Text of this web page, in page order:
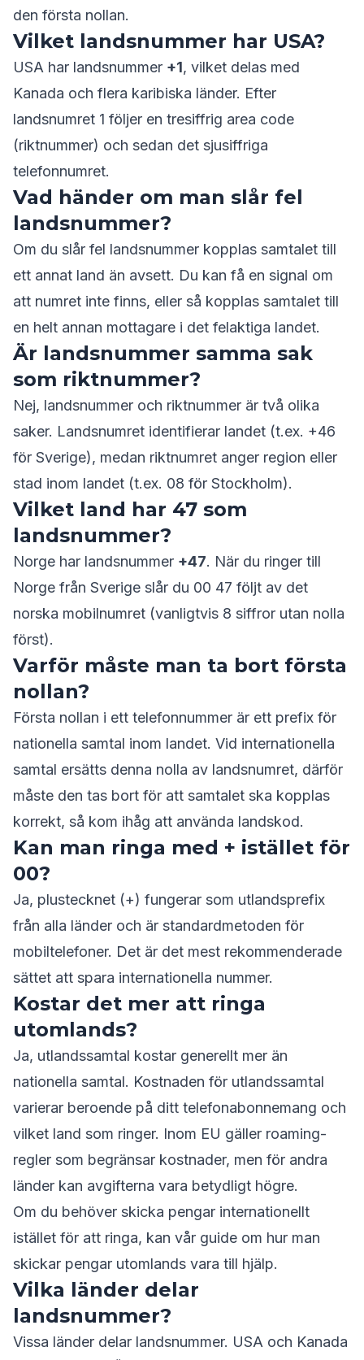
den första nollan.
Vilket landsnummer har USA?
USA har landsnummer +1, vilket delas med
Kanada och flera karibiska länder. Efter
landsnumret 1 följer en tresiffrig area code
(riktnummer) och sedan det sjusiffriga
telefonnumret.
Vad händer om man slår fel
landsnummer?
Om du slår fel landsnummer kopplas samtalet till
ett annat land än avsett. Du kan få en signal om
att numret inte finns, eller så kopplas samtalet till
en helt annan mottagare i det felaktiga landet.
Är landsnummer samma sak
som riktnummer?
Nej, landsnummer och riktnummer är två olika
saker. Landsnumret identifierar landet (t.ex. +46
för Sverige), medan riktnumret anger region eller
stad inom landet (t.ex. 08 för Stockholm).
Vilket land har 47 som
landsnummer?
Norge har landsnummer +47. När du ringer till
Norge från Sverige slår du 00 47 följt av det
norska mobilnumret (vanligtvis 8 siffror utan nolla
först).
Varför måste man ta bort första
nollan?
Första nollan i ett telefonnummer är ett prefix för
nationella samtal inom landet. Vid internationella
samtal ersätts denna nolla av landsnumret, därför
måste den tas bort för att samtalet ska kopplas
korrekt, så kom ihåg att använda landskod.
Kan man ringa med + istället för
00?
Ja, plustecknet (+) fungerar som utlandsprefix
från alla länder och är standardmetoden för
mobiltelefoner. Det är det mest rekommenderade
sättet att spara internationella nummer.
Kostar det mer att ringa
utomlands?
Ja, utlandssamtal kostar generellt mer än
nationella samtal. Kostnaden för utlandssamtal
varierar beroende på ditt telefonabonnemang och
vilket land som ringer. Inom EU gäller roaming-
regler som begränsar kostnader, men för andra
länder kan avgifterna vara betydligt högre.
Om du behöver skicka pengar internationellt
istället för att ringa, kan vår guide om hur man
skickar pengar utomlands vara till hjälp.
Vilka länder delar
landsnummer?
Vissa länder delar landsnummer. USA och Kanada